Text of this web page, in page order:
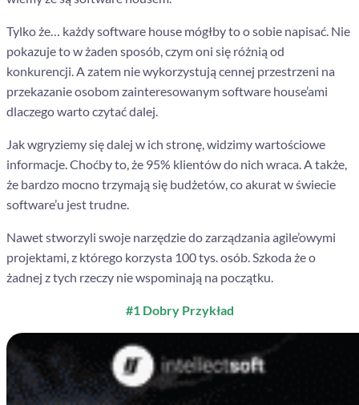
Tylko że… każdy software house mógłby to o sobie napisać. Nie
pokazuje to w żaden sposób, czym oni się różnią od
konkurencji. A zatem nie wykorzystują cennej przestrzeni na
przekazanie osobom zainteresowanym software house’ami
dlaczego warto czytać dalej.
Jak wgryziemy się dalej w ich stronę, widzimy wartościowe
informacje. Choćby to, że 95% klientów do nich wraca. A także,
że bardzo mocno trzymają się budżetów, co akurat w świecie
software’u jest trudne.
Nawet stworzyli swoje narzędzie do zarządzania agile’owymi
projektami, z którego korzysta 100 tys. osób. Szkoda że o
żadnej z tych rzeczy nie wspominają na początku.
#1 Dobry Przykład